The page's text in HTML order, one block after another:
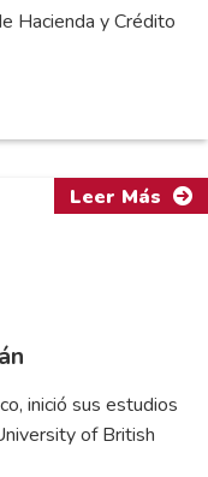
Hacienda y Crédito
inició sus estudios
of British
Leer Más